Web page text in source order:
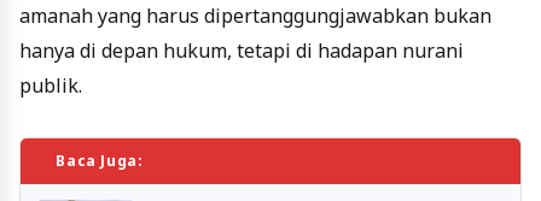
amanah yang harus dipertanggungjawabkan bukan
hanya di depan hukum, tetapi di hadapan nurani
publik.
Baca Juga: